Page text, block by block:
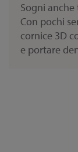
Sogni
Con pochi
cornice 3D
e portare